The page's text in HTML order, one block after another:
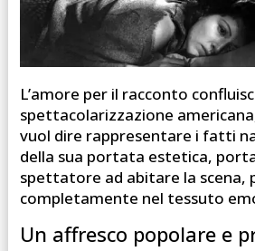
L’amore per il racconto
spettacolarizzazione
vuol dire rappresentare i fatti
della sua portata estetica,
spettatore ad abitare la scena,
completamente nel tessuto
Un affresco popolare e